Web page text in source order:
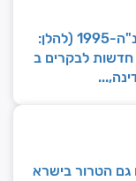
חוק הביטוח הלאומי [נוסח משולב], תשנ"ה-1995 (להלן:
חדשות לבקרים ב
גם הטרור בישרא